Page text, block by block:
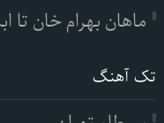
ماهان بهرام خان تا
تک آهنگ